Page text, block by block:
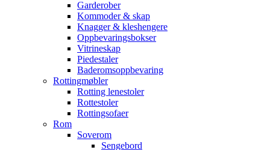
Garderober
Kommoder & skap
Knagger & kleshengere
Oppbevaringsbokser
Vitrineskap
Piedestaler
Baderomsoppbevaring
Rottingmøbler
Rotting lenestoler
Rottestoler
Rottingsofaer
Rom
Soverom
Sengebord